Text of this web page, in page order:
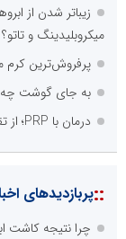
زیباتر شدن از
میکروبلیدینگ و تاتو؟
پرفروش‌ترین کرم مرطوب
به جای گوشت چه
درمان با PRP؛ از تقویت فولیکول ابروها تا بهبود لک و جای جوش
::پربازدیدهای
چرا نتیجه کاشت